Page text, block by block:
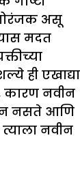
असू
मदत
ही एखाद्या
कारण नवीन
नसते आणि
नवीन